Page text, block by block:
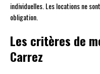
individuelles. Les locations ne
obligation.
Les critères de
Carrez